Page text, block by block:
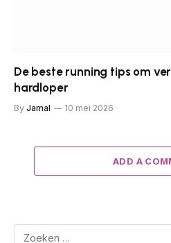
De beste running tips om
hardloper
By Jamal 10 mei 2026
ADD A